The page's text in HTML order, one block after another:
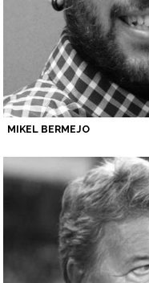
MIKEL BERMEJO